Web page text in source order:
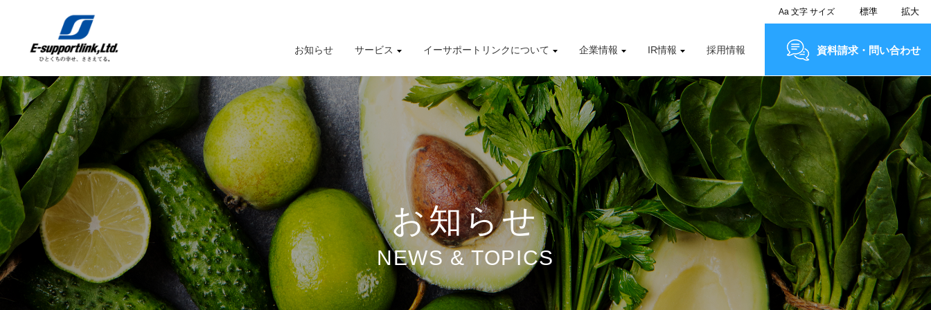
お知らせ サービス
サービスTOP
生鮮MDシステム
イーサポートリンクシステム
業務受託サービス（BPO）
農産物の生産・調達・販売
Marché+（マルシェプラス）
es-Marché（エスマルシェ）
イーサポートリンクについて
イーサポートリンクについてTOP
トップメッセージ
経営理念・経営ビジョン
コーポレートガバナンス
サスティナビリティへの取り組み
ブランドストーリー
企業情報
企業情報TOP
企業概要
事業所案内
関係会社
これまでの歩み
IR情報
IR情報TOP
IRニュース
IRカレンダー
IRライブラリー
株式情報
有価証券報告書
財務業績ハイライト
採用情報
Aa文字サイズ 標準 拡大
資料請求・問い合わせ
お知らせ
NEWS & TOPICS